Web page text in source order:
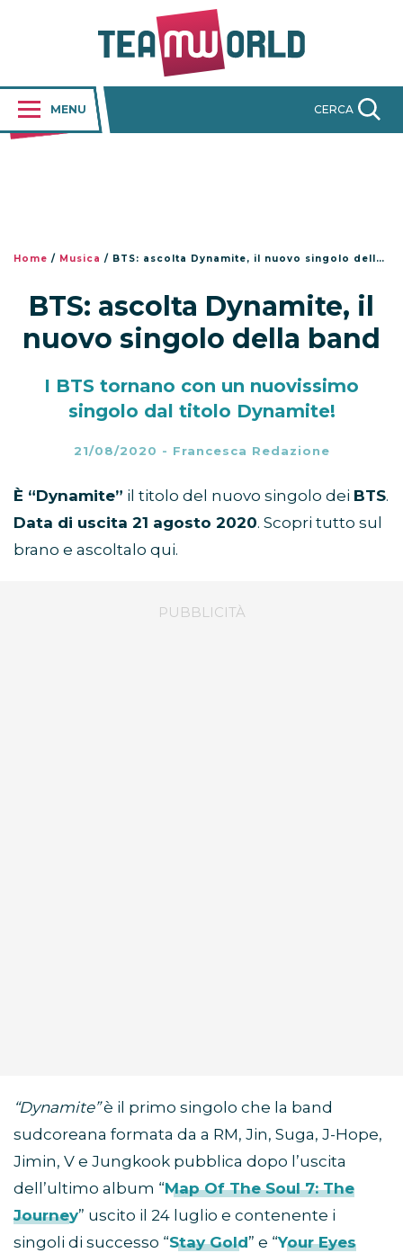
MENU CERCA
Home / Musica / BTS: ascolta Dynamite, il nuovo singolo della band
BTS: ascolta Dynamite, il
nuovo singolo della band
I BTS tornano con un nuovissimo
singolo dal titolo Dynamite!
21/08/2020 - Francesca Redazione
È “Dynamite” il titolo del nuovo singolo dei BTS.
Data di uscita 21 agosto 2020. Scopri tutto sul
brano e ascoltalo qui.
“Dynamite”è il primo singolo che la band
sudcoreana formata da a RM, Jin, Suga, J-Hope,
Jimin, V e Jungkook pubblica dopo l’uscita
dell’ultimo album “Map Of The Soul 7: The
Journey” uscito il 24 luglio e contenente i
singoli di successo “Stay Gold” e “Your Eyes